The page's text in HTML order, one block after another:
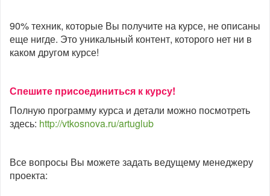
90% техник, которые Вы получите на курсе, не описаны
еще нигде. Это уникальный контент, которого нет ни в
каком другом курсе!
Спешите присоединиться к курсу!
Полную программу курса и детали можно посмотреть
здесь: http://vtkosnova.ru/artuglub
Все вопросы Вы можете задать ведущему менеджеру
проекта: